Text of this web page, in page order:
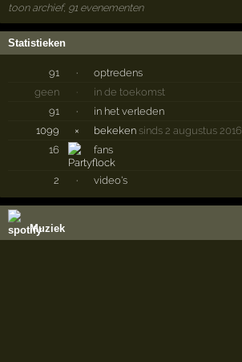
toon archief, 91 evenementen
Statistieken
91 ·
optredens
geen
·
in de toekomst
91
·
in het verleden
1099
× bekeken sinds 2 augustus 2016
16
fans
2 · video's
Muziek